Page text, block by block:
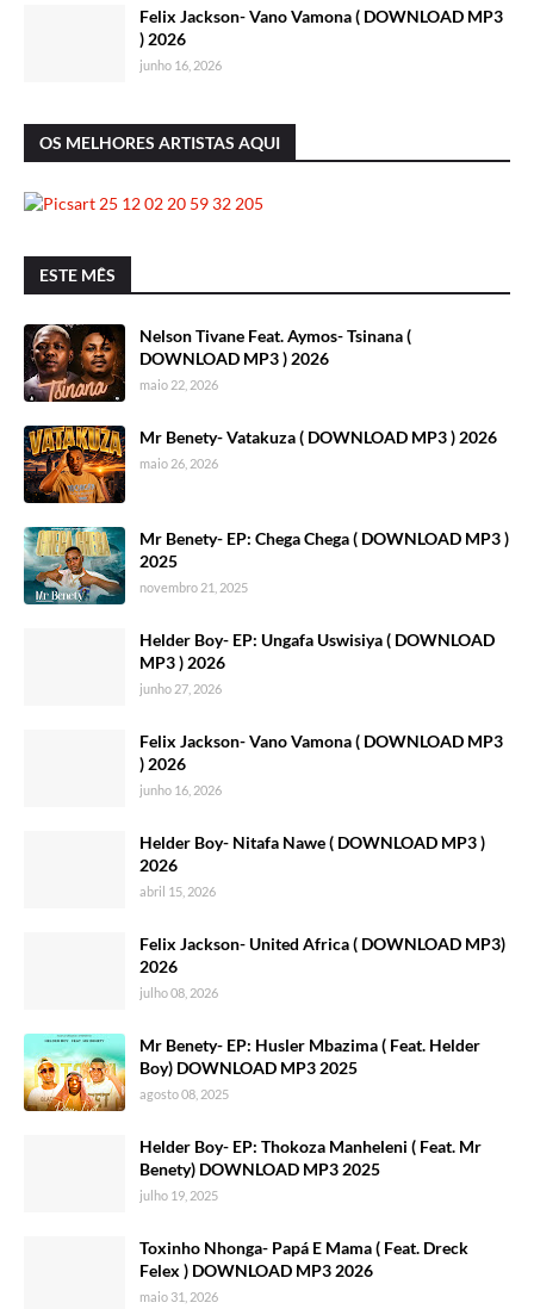
Felix Jackson- Vano Vamona ( DOWNLOAD MP3
) 2026
junho 16, 2026
OS MELHORES ARTISTAS AQUI
ESTE MÊS
Nelson Tivane Feat. Aymos- Tsinana (
DOWNLOAD MP3 ) 2026
maio 22, 2026
Mr Benety- Vatakuza ( DOWNLOAD MP3 ) 2026
maio 26, 2026
Mr Benety- EP: Chega Chega ( DOWNLOAD MP3 )
2025
novembro 21, 2025
Helder Boy- EP: Ungafa Uswisiya ( DOWNLOAD
MP3 ) 2026
junho 27, 2026
Felix Jackson- Vano Vamona ( DOWNLOAD MP3
) 2026
junho 16, 2026
Helder Boy- Nitafa Nawe ( DOWNLOAD MP3 )
2026
abril 15, 2026
Felix Jackson- United Africa ( DOWNLOAD MP3)
2026
julho 08, 2026
Mr Benety- EP: Husler Mbazima ( Feat. Helder
Boy) DOWNLOAD MP3 2025
agosto 08, 2025
Helder Boy- EP: Thokoza Manheleni ( Feat. Mr
Benety) DOWNLOAD MP3 2025
julho 19, 2025
Toxinho Nhonga- Papá E Mama ( Feat. Dreck
Felex ) DOWNLOAD MP3 2026
maio 31, 2026